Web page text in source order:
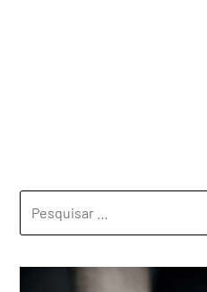
POR: